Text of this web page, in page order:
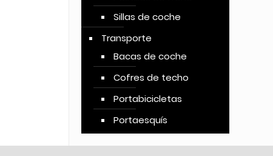
Sillas de coche
Transporte
Bacas de coche
Cofres de techo
Portabicicletas
Portaesquís